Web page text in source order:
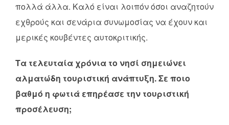
πολλά άλλα. Καλό είναι λοιπόν όσοι αναζητούν
εχθρούς και σενάρια συνωμοσίας να έχουν και
μερικές κουβέντες αυτοκριτικής.
Τα τελευταία χρόνια το νησί σημειώνει
αλματώδη τουριστική ανάπτυξη. Σε ποιο
βαθμό η φωτιά επηρέασε την τουριστική
προσέλευση;